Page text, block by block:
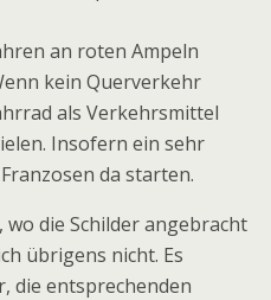
an roten Ampeln
kein Querverkehr
als Verkehrsmittel
Insofern ein sehr
da starten.
die Schilder angebracht
übrigens nicht. Es
die entsprechenden